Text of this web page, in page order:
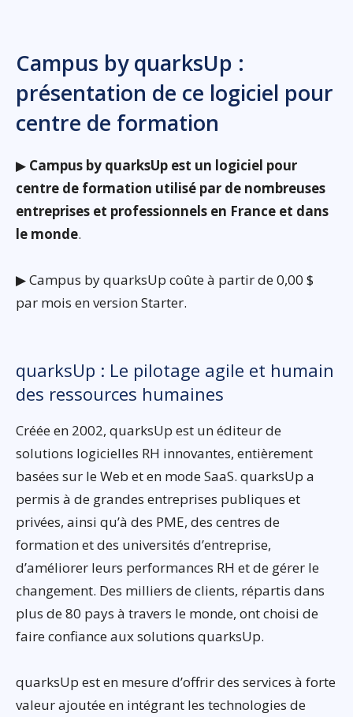
Campus by quarksUp :
présentation de ce logiciel pour
centre de formation
▶ Campus by quarksUp est un logiciel pour
centre de formation utilisé par de nombreuses
entreprises et professionnels en France et dans
le monde.
▶ Campus by quarksUp coûte à partir de 0,00 $
par mois en version Starter.
quarksUp : Le pilotage agile et humain
des ressources humaines
Créée en 2002, quarksUp est un éditeur de
solutions logicielles RH innovantes, entièrement
basées sur le Web et en mode SaaS. quarksUp a
permis à de grandes entreprises publiques et
privées, ainsi qu’à des PME, des centres de
formation et des universités d’entreprise,
d’améliorer leurs performances RH et de gérer le
changement. Des milliers de clients, répartis dans
plus de 80 pays à travers le monde, ont choisi de
faire confiance aux solutions quarksUp.
quarksUp est en mesure d’offrir des services à forte
valeur ajoutée en intégrant les technologies de